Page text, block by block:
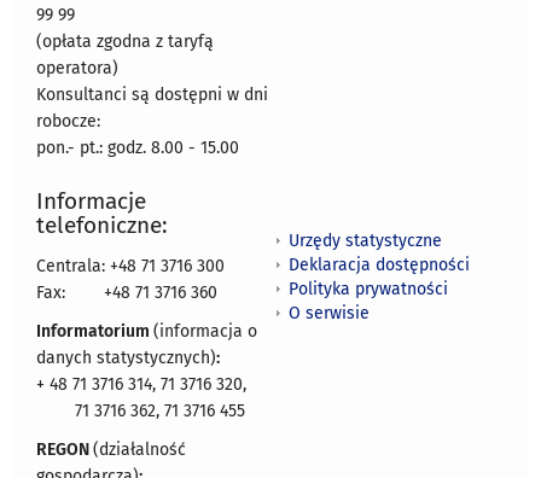
99 99
(opłata zgodna z taryfą
operatora)
Konsultanci są dostępni w dni
robocze:
pon.- pt.: godz. 8.00 - 15.00
Informacje
telefoniczne:
Centrala: +48 71 3716 300
Fax:
+48 71 3716 360
Informatorium (informacja o
danych statystycznych):
+ 48 71 3716 314, 71 3716 320,
71 3716 362, 71 3716 455
REGON(działalność
Urzędy statystyczne
Deklaracja dostępności
Polityka prywatności
O serwisie